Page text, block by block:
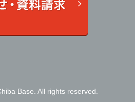
Base. All rights reserved.